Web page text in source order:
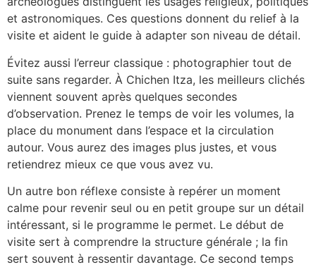
et astronomiques. Ces questions donnent du relief à la
visite et aident le guide à adapter son niveau de détail.
Évitez aussi l’erreur classique : photographier tout de
suite sans regarder. À Chichen Itza, les meilleurs clichés
viennent souvent après quelques secondes
d’observation. Prenez le temps de voir les volumes, la
place du monument dans l’espace et la circulation
autour. Vous aurez des images plus justes, et vous
retiendrez mieux ce que vous avez vu.
Un autre bon réflexe consiste à repérer un moment
calme pour revenir seul ou en petit groupe sur un détail
intéressant, si le programme le permet. Le début de
visite sert à comprendre la structure générale ; la fin
sert souvent à ressentir davantage. Ce second temps